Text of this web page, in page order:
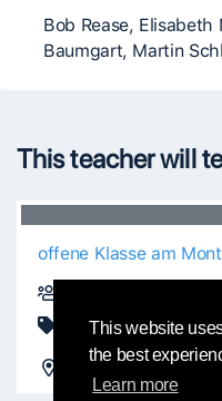
This website
the best
Learn more
Bob Rease, Elisabeth
Baumgart, Martin
This teacher will
offene Klasse am
Class
FreiForm
Bern, Switzerland